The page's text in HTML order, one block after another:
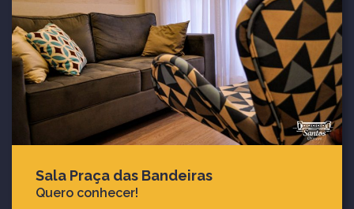
Sala Praça das Bandeiras
Quero conhecer!